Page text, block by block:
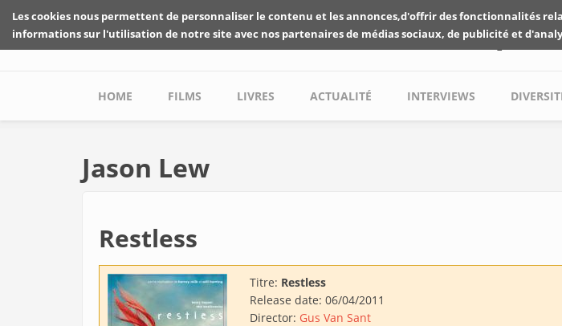
Skip to main content
Les
Main menu
HOME FILMS LIVRES ACTUALITÉ INTERVIEWS
Jason Lew
Restless
Titre: Restless
Release date: 06/04/2011
Director: Gus Van Sant
Les cookies nous permettent de personnaliser le contenu et les annonces,d'offrir des fonctionnalités
informations sur l'utilisation de notre site avec nos partenaires de médias sociaux, de publicité et